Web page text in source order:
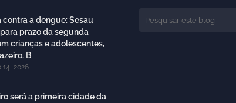
contra a dengue: Sesau
prazo da segunda
crianças e adolescentes,
B
14, 2026
será a primeira cidade da